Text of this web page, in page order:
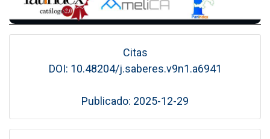
Citas
DOI: 10.48204/j.saberes.v9n1.a6941
Publicado: 2025-12-29